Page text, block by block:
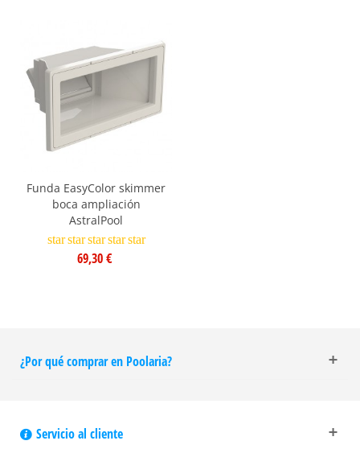
Funda EasyColor skimmer
boca ampliación
AstralPool
star star star star star
69,30 €
¿Por qué comprar en Poolaria?
Servicio al cliente